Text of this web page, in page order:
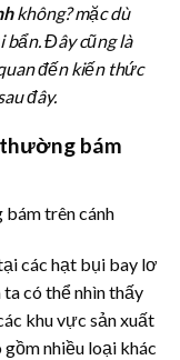
không? mặc dù
bẩn. Đây cũng là
đến kiến thức
đây.
bám
các hạt bụi bay lơ
có thể nhìn thấy
khu vực sản xuất
nhiều loại khác